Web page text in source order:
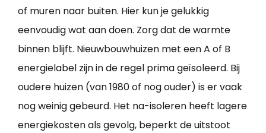
of muren naar buiten. Hier kun je gelukkig
eenvoudig wat aan doen. Zorg dat de warmte
binnen blijft. Nieuwbouwhuizen met een A of B
energielabel zijn in de regel prima geïsoleerd. Bij
oudere huizen (van 1980 of nog ouder) is er vaak
nog weinig gebeurd. Het na-isoleren heeft lagere
energiekosten als gevolg, beperkt de uitstoot